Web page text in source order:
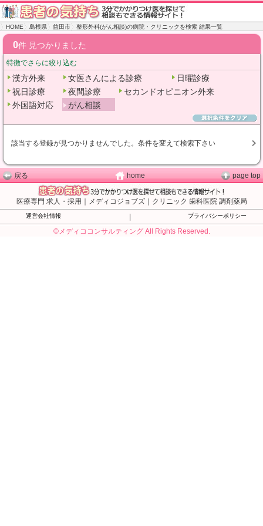
HOME 島根県 益田市 整形外科(がん相談)の病院・クリニックを検索 結果一覧
0件 見つかりました
特徴でさらに絞り込む
漢方外来 女医さんによる診療
日曜診療
祝日診療
夜間診療
セカンドオピニオン外来
外国語対応
がん相談
該当する登録が見つかりませんでした。条件を変えて検索下さい
戻る home page top
医療専門 求人・採用｜メディコジョブズ｜クリニック 歯科医院 調剤薬局
運営会社情報 プライバシーポリシー
©メディココンサルティング All Rights Reserved.